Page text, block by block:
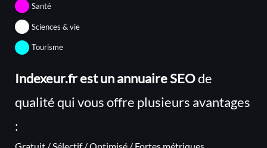
Santé
Sciences & vie
Tourisme
Indexeur.fr est un annuaire SEOde
qualité qui vous offre plusieurs avantages
: